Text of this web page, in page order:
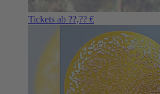
Tickets ab ??,?? €